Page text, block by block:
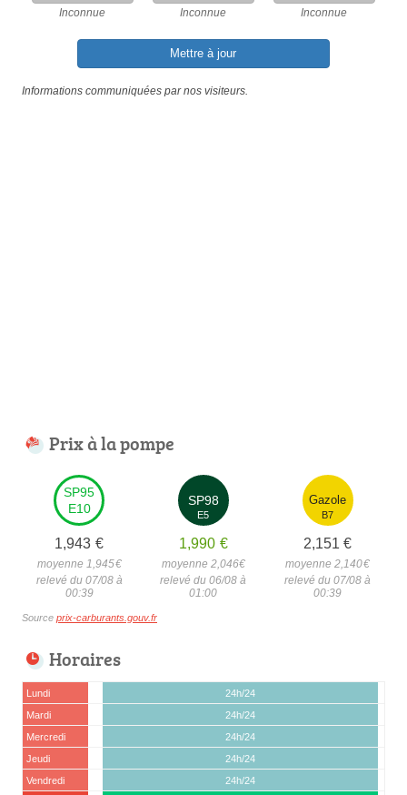
Inconnue Inconnue Inconnue
Mettre à jour
Informations communiquées par nos visiteurs.
Prix à la pompe
SP95
E10
1,943 €
moyenne 1,945€
relevé du 07/08 à
00:39
SP98
E5
1,990 €
moyenne 2,046€
relevé du 06/08 à
01:00
Gazole
B7
2,151 €
moyenne 2,140€
relevé du 07/08 à
00:39
Source prix-carburants.gouv.fr
Horaires
Lundi
24h/24
Mardi
24h/24
Mercredi
24h/24
Jeudi
24h/24
Vendredi
24h/24